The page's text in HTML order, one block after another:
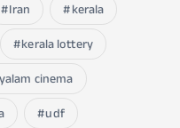
Iran
kerala
kerala lottery
cinema
udf